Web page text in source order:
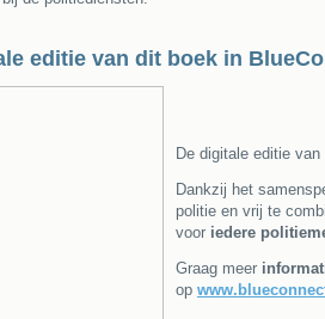
editie van dit boek in
De digitale editie
Dankzij het
politie en vrij te
voor iedere
Graag meer
op